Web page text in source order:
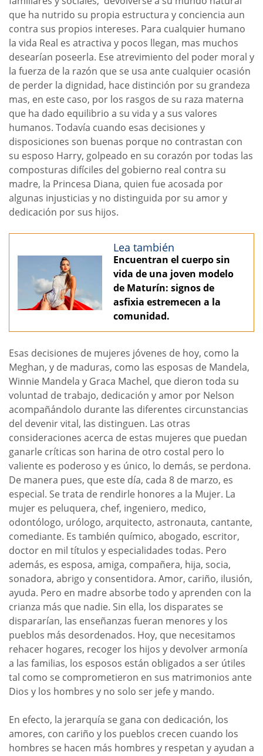
que ha nutrido su propia estructura y conciencia aun
contra sus propios intereses. Para cualquier humano
la vida Real es atractiva y pocos llegan, mas muchos
desearían poseerla. Ese atrevimiento del poder moral y
la fuerza de la razón que se usa ante cualquier ocasión
de perder la dignidad, hace distinción por su grandeza
mas, en este caso, por los rasgos de su raza materna
que ha dado equilibrio a su vida y a sus valores
humanos. Todavía cuando esas decisiones y
disposiciones son buenas porque no contrastan con
su esposo Harry, golpeado en su corazón por todas las
composturas difíciles del gobierno real contra su
madre, la Princesa Diana, quien fue acosada por
algunas injusticias y no distinguida por su amor y
dedicación por sus hijos.
Lea también
Encuentran el cuerpo sin
vida de una joven modelo
de Maturín: signos de
asfixia estremecen a la
comunidad.
Esas decisiones de mujeres jóvenes de hoy, como la
Meghan, y de maduras, como las esposas de Mandela,
Winnie Mandela y Graca Machel, que dieron toda su
voluntad de trabajo, dedicación y amor por Nelson
acompañándolo durante las diferentes circunstancias
del devenir vital, las distinguen. Las otras
consideraciones acerca de estas mujeres que puedan
ganarle críticas son harina de otro costal pero lo
valiente es poderoso y es único, lo demás, se perdona.
De manera pues, que este día, cada 8 de marzo, es
especial. Se trata de rendirle honores a la Mujer. La
mujer es peluquera, chef, ingeniero, medico,
odontólogo, urólogo, arquitecto, astronauta, cantante,
comediante. Es también químico, abogado, escritor,
doctor en mil títulos y especialidades todas. Pero
además, es esposa, amiga, compañera, hija, socia,
sonadora, abrigo y consentidora. Amor, cariño, ilusión,
ayuda. Pero en madre absorbe todo y aprenden con la
crianza más que nadie. Sin ella, los disparates se
dispararían, las enseñanzas fueran menores y los
pueblos más desordenados. Hoy, que necesitamos
rehacer hogares, recoger los hijos y devolver armonía
a las familias, los esposos están obligados a ser útiles
tal como se comprometieron en sus matrimonios ante
Dios y los hombres y no solo ser jefe y mando.
En efecto, la jerarquía se gana con dedicación, los
amores, con cariño y los pueblos crecen cuando los
hombres se hacen más hombres y respetan y ayudan a